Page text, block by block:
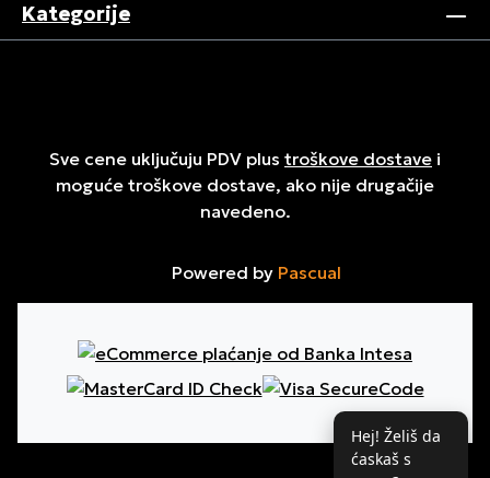
Hej! Želiš da
ćaskaš s
Kategorije
Sve cene uključuju PDV plus troškove dostave i
moguće troškove dostave, ako nije drugačije
navedeno.
Powered by Pascual